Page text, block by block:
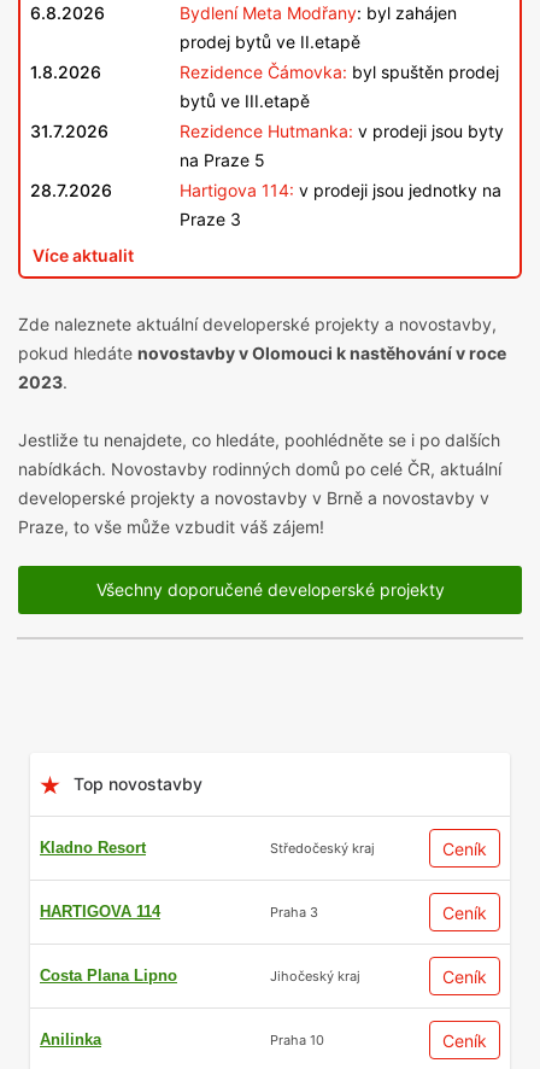
6.8.2026 Bydlení Meta Modřany: byl zahájen
prodej bytů ve II.etapě
1.8.2026
Rezidence Čámovka: byl spuštěn prodej
bytů ve III.etapě
31.7.2026
Rezidence Hutmanka: v prodeji jsou byty
na Praze 5
28.7.2026
Hartigova 114: v prodeji jsou jednotky na
Praze 3
Více aktualit
Zde naleznete aktuální developerské projekty a novostavby,
pokud hledáte novostavby v Olomouci k nastěhování v roce
2023.
Jestliže tu nenajdete, co hledáte, poohlédněte se i po dalších
nabídkách. Novostavby rodinných domů po celé ČR, aktuální
developerské projekty a novostavby v Brně a novostavby v
Praze, to vše může vzbudit váš zájem!
Všechny doporučené developerské projekty
Top novostavby
Kladno Resort Středočeský kraj Ceník
HARTIGOVA 114 Praha 3 Ceník
Costa Plana Lipno Jihočeský kraj Ceník
Anilinka Praha 10 Ceník